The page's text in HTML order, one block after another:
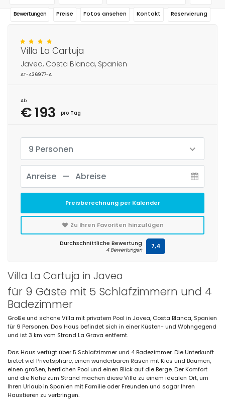
Bewertungen Preise Fotos ansehen Kontakt Reservierung
Villa La Cartuja in Javea
für 9 Gäste mit 5 Schlafzimmern und 4
Badezimmer
Große und schöne Villa mit privatem Pool in Javea, Costa Blanca, Spanien
für 9 Personen. Das Haus befindet sich in einer Küsten- und Wohngegend
und ist 3 km vom Strand La Grava entfernt.
Das Haus verfügt über 5 Schlafzimmer und 4 Badezimmer. Die Unterkunft
bietet viel Privatsphäre, einen wunderbaren Rasen mit Kies und Bäumen,
einen großen, herrlichen Pool und einen Blick auf die Berge. Der Komfort
und die Nähe zum Strand machen diese Villa zu einem idealen Ort, um
Ihren Urlaub in Spanien mit Familie oder Freunden und sogar Ihren
Haustieren zu verbringen.
Villa La Cartuja
Javea, Costa Blanca, Spanien
AT-436977-A
Ab
€ 193 pro Tag
9 Personen
Preisberechnung per Kalender
Zu Ihren Favoriten hinzufügen
Durchschnittliche Bewertung
4 Bewertungen 7,4